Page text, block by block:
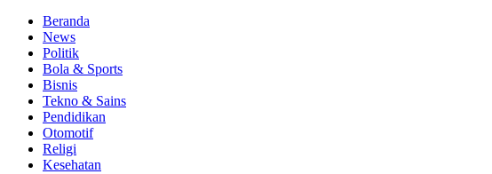
Beranda
News
Politik
Bola & Sports
Bisnis
Tekno & Sains
Pendidikan
Otomotif
Religi
Kesehatan